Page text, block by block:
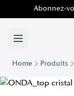
Abonnez-
Home Produits
Table Onda